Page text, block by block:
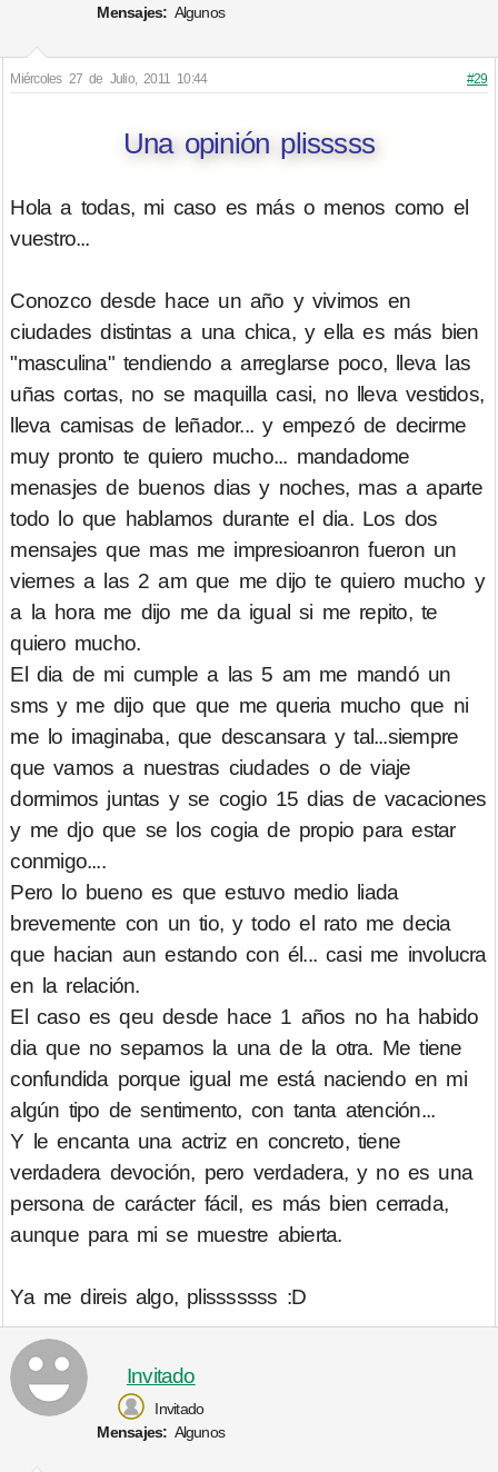
Mensajes: Algunos
Miércoles 27 de Julio, 2011 10:44 #29
Una opinión plisssss
Hola a todas, mi caso es más o menos como el
vuestro...
Conozco desde hace un año y vivimos en
ciudades distintas a una chica, y ella es más bien
"masculina" tendiendo a arreglarse poco, lleva las
uñas cortas, no se maquilla casi, no lleva vestidos,
lleva camisas de leñador... y empezó de decirme
muy pronto te quiero mucho... mandadome
menasjes de buenos dias y noches, mas a aparte
todo lo que hablamos durante el dia. Los dos
mensajes que mas me impresioanron fueron un
viernes a las 2 am que me dijo te quiero mucho y
a la hora me dijo me da igual si me repito, te
quiero mucho.
El dia de mi cumple a las 5 am me mandó un
sms y me dijo que que me queria mucho que ni
me lo imaginaba, que descansara y tal...siempre
que vamos a nuestras ciudades o de viaje
dormimos juntas y se cogio 15 dias de vacaciones
y me djo que se los cogia de propio para estar
conmigo....
Pero lo bueno es que estuvo medio liada
brevemente con un tio, y todo el rato me decia
que hacian aun estando con él... casi me involucra
en la relación.
El caso es qeu desde hace 1 años no ha habido
dia que no sepamos la una de la otra. Me tiene
confundida porque igual me está naciendo en mi
algún tipo de sentimento, con tanta atención...
Y le encanta una actriz en concreto, tiene
verdadera devoción, pero verdadera, y no es una
persona de carácter fácil, es más bien cerrada,
aunque para mi se muestre abierta.
Ya me direis algo, plisssssss :D
Invitado
Invitado
Mensajes: Algunos